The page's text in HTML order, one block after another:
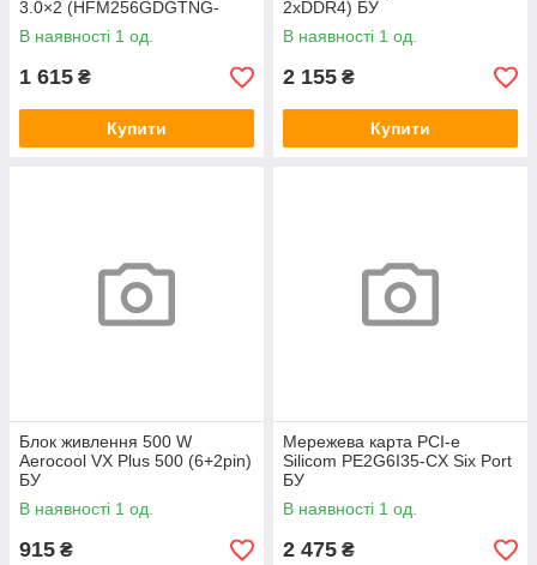
3.0×2 (HFM256GDGTNG-
83A0A) 800/1600 БУ
В наявності 1 од.
1 615 ₴
Купити
2xDDR4) БУ
В наявності 1 од.
2 155 ₴
Купити
Блок живлення 500 W
Aerocool VX Plus 500 (6+2pin)
БУ
В наявності 1 од.
915 ₴
Мережева карта PCI-e
Silicom PE2G6I35-CX Six Port
БУ
В наявності 1 од.
2 475 ₴